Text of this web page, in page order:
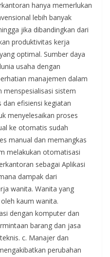
hanya memerlukan
lebih banyak
jika dibandingkan dari
produktivitas kerja
optimal. Sumber daya
usaha dengan
manajemen dalam
sistem
efisiensi kegiatan
menyelesaikan proses
ke otomatis sudah
manual dan memangkas
melakukan otomatisasi
sebagai Aplikasi
dampak dari
wanita. Wanita yang
kaum wanita.
dengan komputer dan
barang dan jasa
c. Manajer dan
perubahan